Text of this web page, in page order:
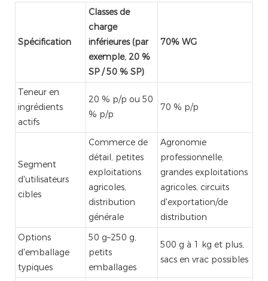
Spécification
Classes de
charge
inférieures (par
exemple, 20 %
SP / 50 % SP)
70% WG
Teneur en
ingrédients
actifs
20 % p/p ou 50
% p/p
70 % p/p
Segment
d'utilisateurs
cibles
Commerce de
détail, petites
exploitations
agricoles,
distribution
générale
Agronomie
professionnelle,
grandes exploitations
agricoles, circuits
d'exportation/de
distribution
Options
d'emballage
typiques
50 g–250 g,
petits
emballages
500 g à 1 kg et plus,
sacs en vrac possibles